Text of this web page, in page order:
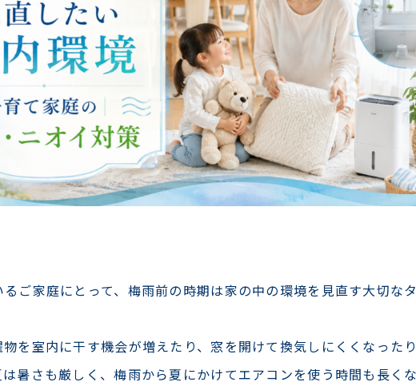
ご家庭にとって、梅雨前の時期は家の中の環境を見直す大切な
を室内に干す機会が増えたり、窓を開けて換気しにくくなった
暑さも厳しく、梅雨から夏にかけてエアコンを使う時間も長く